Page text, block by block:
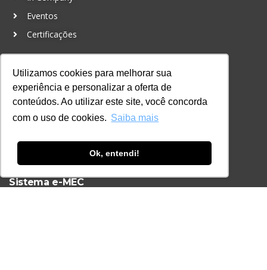
Utilizamos cookies para melhorar sua
experiência e personalizar a oferta de
conteúdos. Ao utilizar este site, você concorda
com o uso de cookies. Saiba mais
Ok, entendi!
Eventos
Certificações
+55 11 3259-2837
+55 11 98924-8322
contato@lec.com.br
Ferramenta Antifraude
Sistema e-MEC